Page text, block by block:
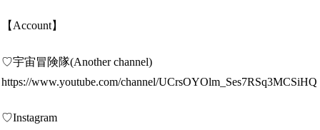
【Account】
♡宇宙冒険隊(Another channel)
https://www.youtube.com/channel/UCrsOYOlm_Ses7RSq3MCSiHQ
♡Instagram